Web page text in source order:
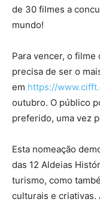
de 30 filmes a
mundo!
Para vencer, o
precisa de ser o
em https://
outubro. O público
preferido, uma vez
Esta nomeação
das 12 Aldeias
turismo, como
culturais e criativas.